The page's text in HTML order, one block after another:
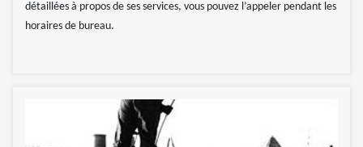
détaillées à propos de ses services, vous pouvez l’appeler pendant les
horaires de bureau.